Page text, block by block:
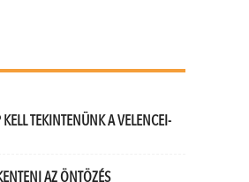
TEKINTENÜNK A VELENCEI-
AZ ÖNTÖZÉS